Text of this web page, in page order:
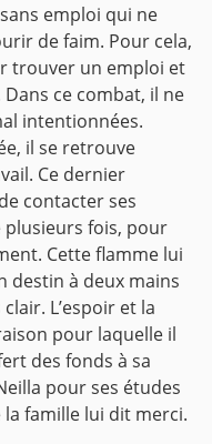
emploi qui ne
de faim. Pour cela,
trouver un emploi et
ce combat, il ne
intentionnées.
il se retrouve
Ce dernier
contacter ses
fois, pour
Cette flamme lui
destin à deux mains
L’espoir et la
pour laquelle il
des fonds à sa
pour ses études
famille lui dit merci.